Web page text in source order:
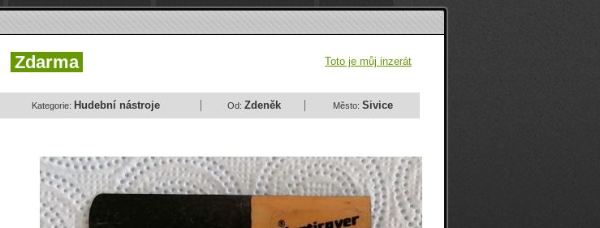
Zdarma Toto je můj inzerát
Kategorie: Hudební nástroje Od: Zdeněk Město: Sivice